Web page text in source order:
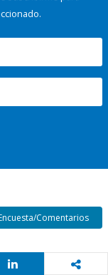
Comentarios